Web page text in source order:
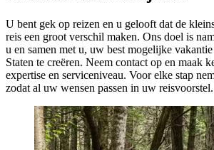
U bent gek op reizen en u gelooft dat de
reis een groot verschil maken. Ons doel is
u en samen met u, uw best mogelijke
Staten te creëren. Neem contact op en maak
expertise en serviceniveau. Voor elke stap
zodat al uw wensen passen in uw reisvoorstel.